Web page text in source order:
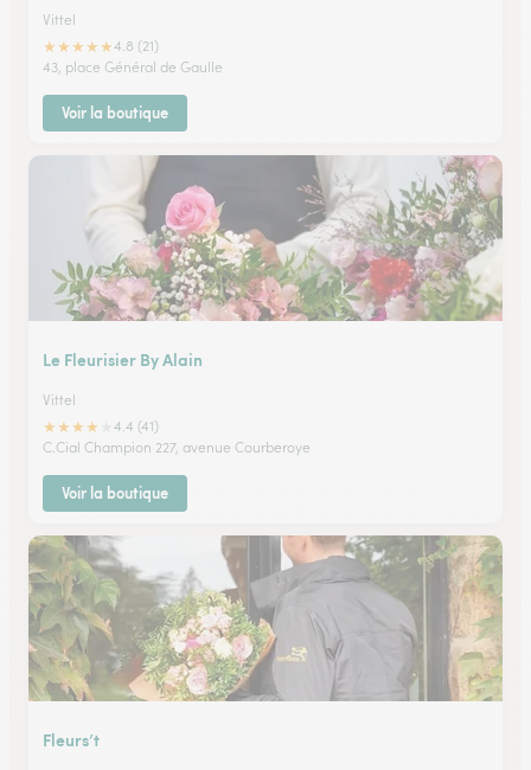
Vittel
★★★★★4.8 (21)
43, place Général de Gaulle
Voir la boutique
Le Fleurisier By Alain
Vittel
★★★★
4.4 (41)
C.Cial Champion 227, avenue Courberoye
Voir la boutique
Fleurs’t